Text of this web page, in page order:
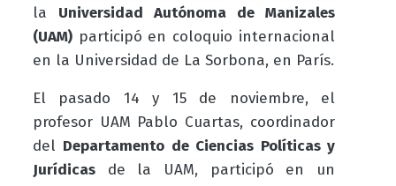
la Universidad Autónoma de Manizales
(UAM)participó en coloquio internacional
en la Universidad de La Sorbona, en París.
El pasado 14 y 15 de noviembre, el
profesor UAM Pablo Cuartas, coordinador
del Departamento de Ciencias Políticas y
Jurídicasde la UAM, participó en un